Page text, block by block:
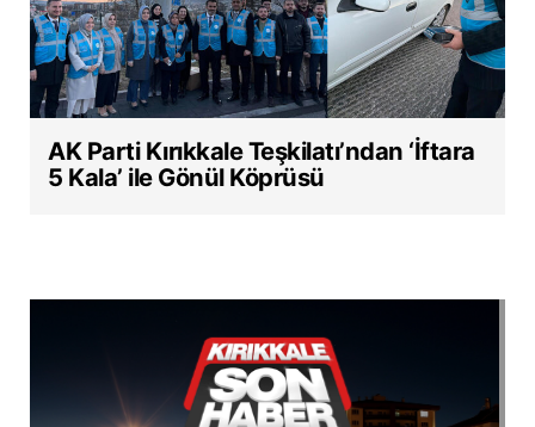
AK Parti Kırıkkale Teşkilatı’ndan ‘İftara
5 Kala’ ile Gönül Köprüsü